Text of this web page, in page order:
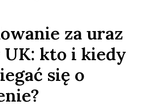
za uraz
UK: kto i kiedy
się o